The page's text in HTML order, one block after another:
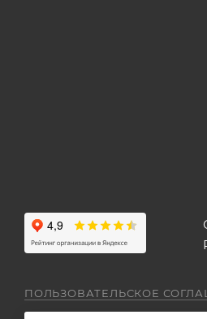
ПОЛЬЗОВАТЕЛЬСКОЕ